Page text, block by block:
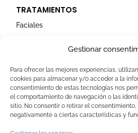
Gestionar
Para ofrecer las mejores experiencias,
cookies para almacenar y/o acceder a la
consentimiento de estas tecnologías nos
el comportamiento de navegación o las
sitio. No consentir o retirar el
negativamente a ciertas características y
TRATAMIENTOS
Faciales
AVISOS LEGALES
Aviso Legal
Politica de Cookies